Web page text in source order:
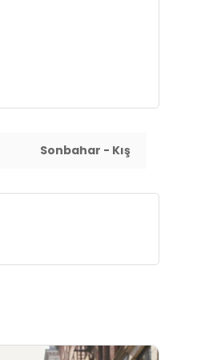
Sonbahar - Kış